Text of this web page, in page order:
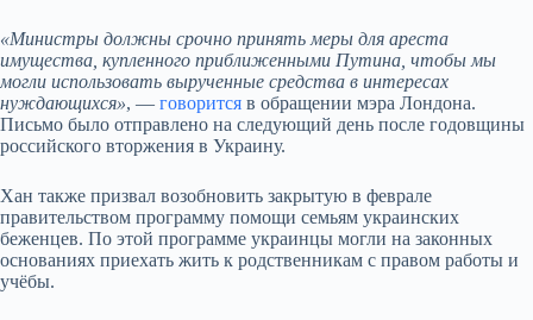
«Министры должны срочно принять меры для ареста
имущества, купленного приближенными Путина, чтобы мы
могли использовать вырученные средства в интересах
нуждающихся», — говорится в обращении мэра Лондона.
Письмо было отправлено на следующий день после годовщины
российского вторжения в Украину.
Хан также призвал возобновить закрытую в феврале
правительством программу помощи семьям украинских
беженцев. По этой программе украинцы могли на законных
основаниях приехать жить к родственникам с правом работы и
учёбы.